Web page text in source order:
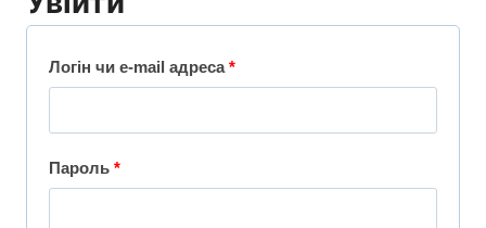
Логін чи e-mail адреса*О
Пароль *О